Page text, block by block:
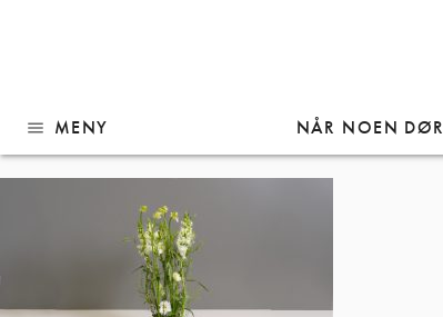
menu MENY NÅR NOEN DØR